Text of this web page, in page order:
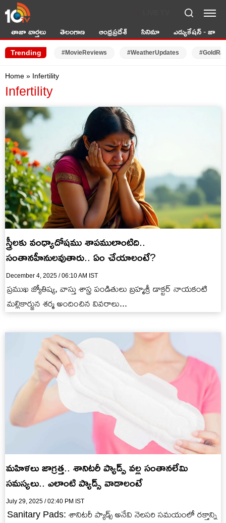
తాజా వార్తలు తెలంగాణ ఆంధ్రప్రదేశ్ సినిమా ఎడ్యుకేషన్ - జాబ్స్
Trending #MovieReviews #WeatherUpdates
Home » Infertility
Infertility
స్త్రీలకు వంధ్యాదోషము శాపములాంటిది..
సంతానహీనులవుతారు.. ఏం చేయాలంటే?
December 4, 2025 / 06:10 AM IST
ప్రముఖ జ్యోతిష్య, వాస్తు శాస్త్ర పండితులు బ్రహ్మశ్రీ డాక్టర్ నాయకంటి
మల్లికార్జున శర్మ అందించిన వివరాలు...
మహిళలు జాగ్రత్త.. శానిటరీ ప్యాడ్స్ వల్ల సంతానలేమి
సమస్యలు.. ఎలాంటి ప్యాడ్స్ వాడాలంటే
July 29, 2025 / 02:40 PM IST
Sanitary Pads: శానిటరీ ప్యాడ్స్ అనేవి నెలసరి సమయంలో రక్తాన్ని